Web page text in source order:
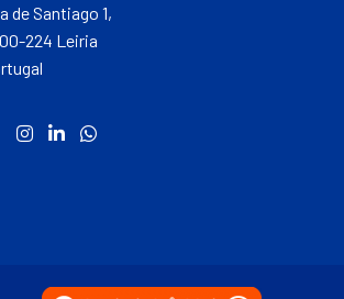
de Santiago 1,
224 Leiria